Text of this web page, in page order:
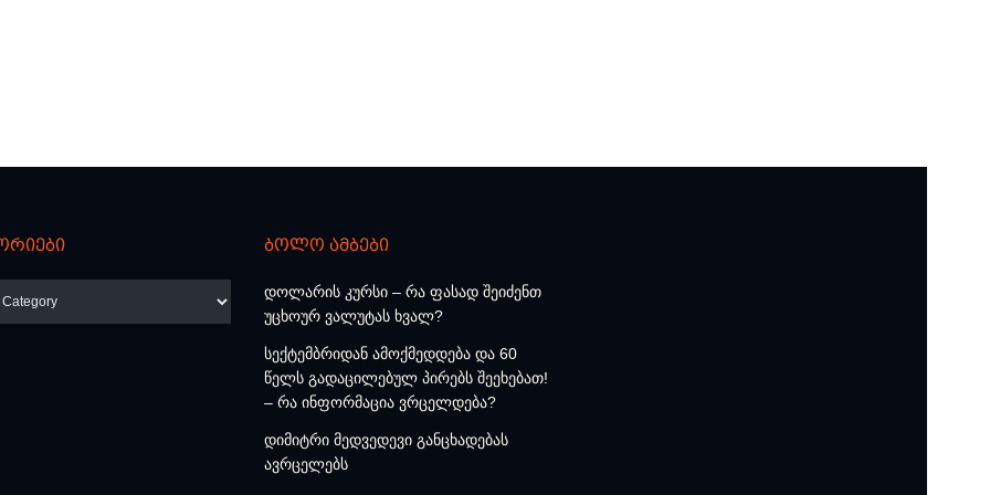
ბოლო ამბები
დოლარის კურსი – რა ფასად შეიძენთ
უცხოურ ვალუტას ხვალ?
სექტემბრიდან ამოქმედდება და 60
წელს გადაცილებულ პირებს შეეხებათ!
– რა ინფორმაცია ვრცელდება?
დიმიტრი მედვედევი განცხადებას
ავრცელებს